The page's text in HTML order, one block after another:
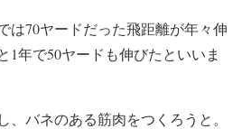
は70ヤードだった飛距離が年々伸
1年で50ヤードも伸びたといいま
、バネのある筋肉をつくろうと。